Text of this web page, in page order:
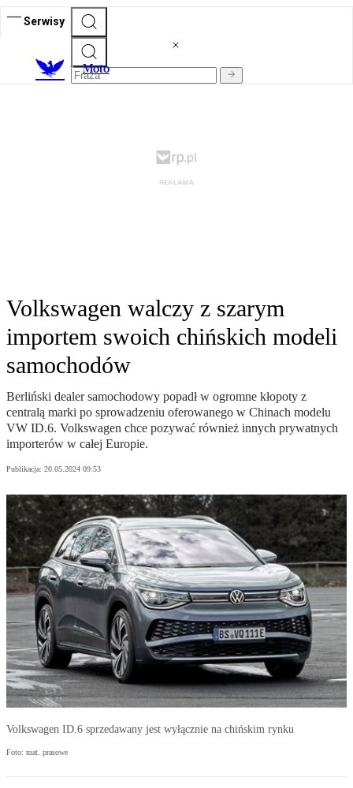
Serwisy
Moto
Volkswagen walczy z szarym
importem swoich chińskich modeli
samochodów
Berliński dealer samochodowy popadł w ogromne kłopoty z
centralą marki po sprowadzeniu oferowanego w Chinach modelu
VW ID.6. Volkswagen chce pozywać również innych prywatnych
importerów w całej Europie.
Publikacja: 20.05.2024 09:53
Volkswagen ID.6 sprzedawany jest wyłącznie na chińskim rynku
Foto: mat. prasowe